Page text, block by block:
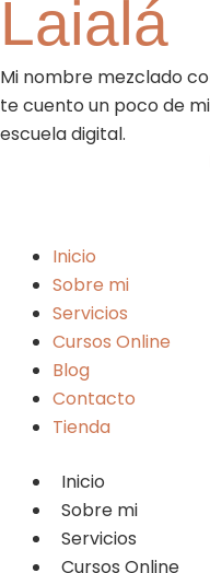
Laialá
Mi nombre mezclado
te cuento un poco de
escuela digital.
Inicio
Sobre mi
Servicios
Cursos Online
Blog
Contacto
Tienda
Inicio
Sobre mi
Servicios
Cursos Online